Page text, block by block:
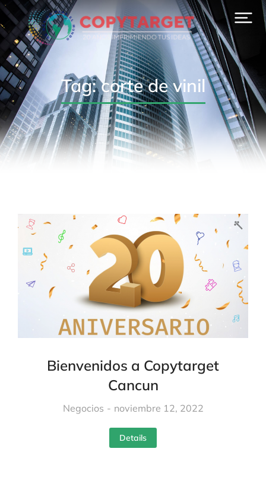
Tag: corte de vinil
Bienvenidos a Copytarget
Cancun
Negocios noviembre 12, 2022
Details